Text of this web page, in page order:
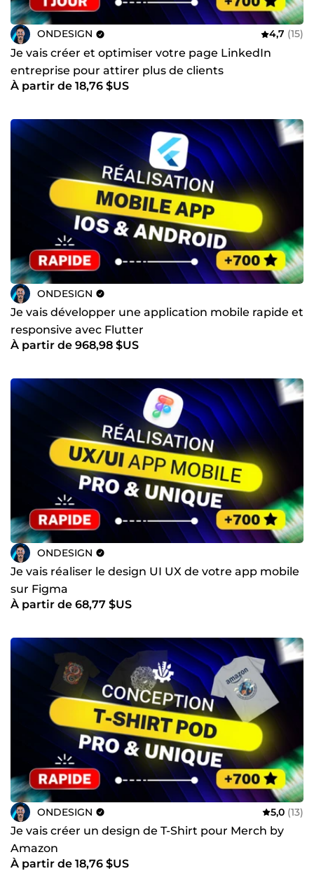
ONDESIGN 4,7 (15)
Je vais créer et optimiser votre page LinkedIn
entreprise pour attirer plus de clients
À partir de 18,76 $US
ONDESIGN
Je vais développer une application mobile rapide et
responsive avec Flutter
À partir de 968,98 $US
ONDESIGN
Je vais réaliser le design UI UX de votre app mobile
sur Figma
À partir de 68,77 $US
ONDESIGN 5,0 (13)
Je vais créer un design de T-Shirt pour Merch by
Amazon
À partir de 18,76 $US